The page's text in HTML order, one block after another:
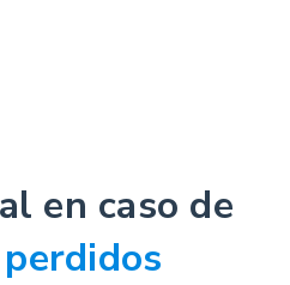
en caso de